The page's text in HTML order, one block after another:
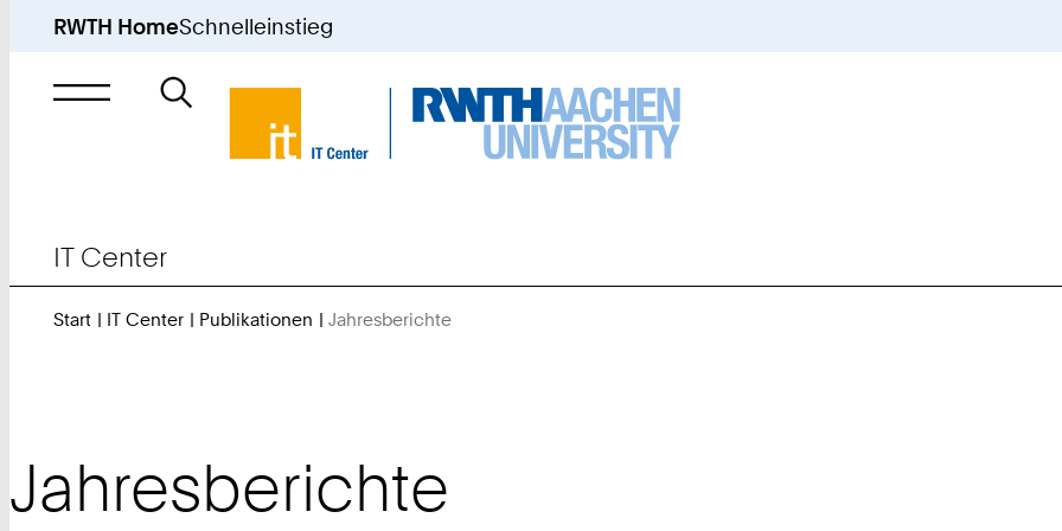
RWTH HomeSchnelleinstieg
Suche
nach
IT Center
Start IT Center Publikationen Jahresberichte
Jahresberichte